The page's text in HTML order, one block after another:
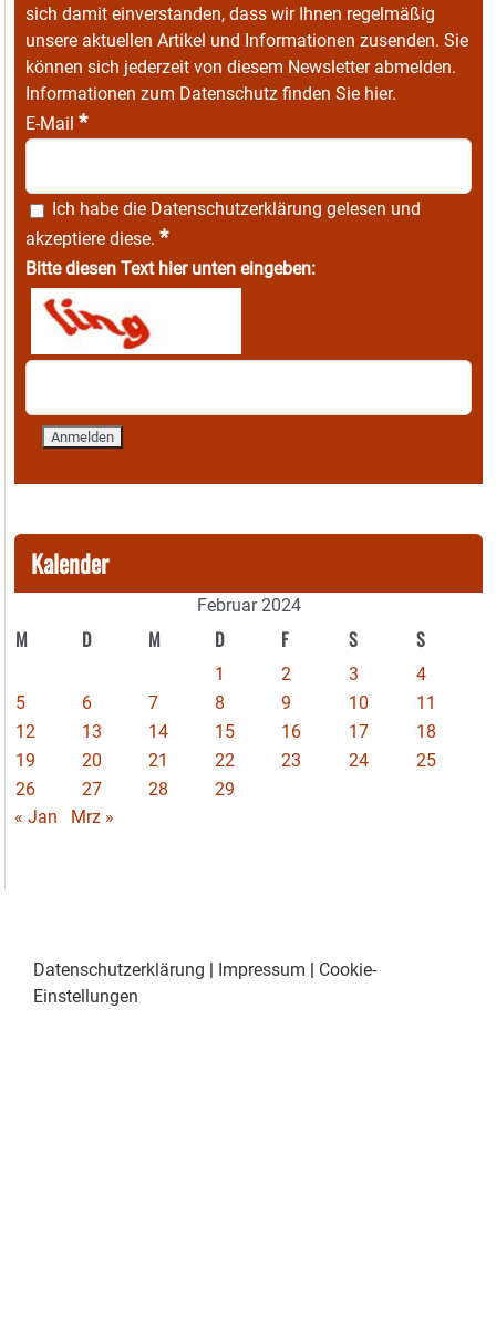
sich damit einverstanden, dass wir Ihnen regelmäßig
unsere aktuellen Artikel und Informationen zusenden. Sie
können sich jederzeit von diesem Newsletter abmelden.
Informationen zum Datenschutz finden Sie hier.
E-Mail *
Ich habe die Datenschutzerklärung gelesen und
akzeptiere diese. *
Bitte diesen Text hier unten eingeben:
Kalender
Februar 2024
M D M D F S S
1 2 3
4
5
6 7 8 9 10
11
12
13 14 15 16 17
18
19
20 21 22 23 24
25
26
27 28
29
« Jan
Mrz »
Datenschutzerklärung Impressum
Cookie-
Einstellungen